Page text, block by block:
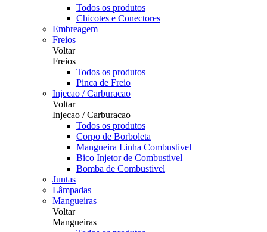
Todos os produtos
Chicotes e Conectores
Embreagem
Freios
Voltar
Freios
Todos os produtos
Pinca de Freio
Injecao / Carburacao
Voltar
Injecao / Carburacao
Todos os produtos
Corpo de Borboleta
Mangueira Linha Combustivel
Bico Injetor de Combustivel
Bomba de Combustivel
Juntas
Lâmpadas
Mangueiras
Voltar
Mangueiras